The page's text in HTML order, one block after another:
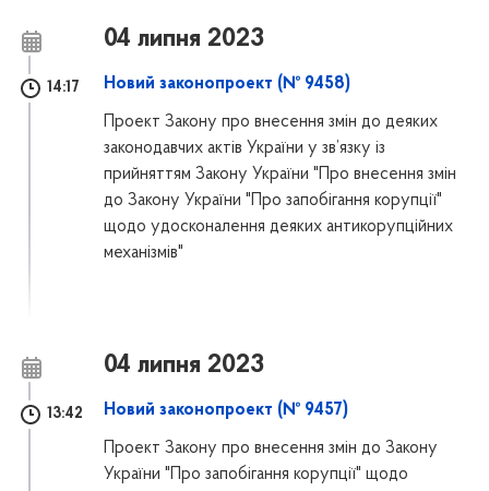
04 липня 2023
14:17 Новий законопроект (№ 9458)
Проект Закону про внесення змін до деяких
законодавчих актів України у зв’язку із
прийняттям Закону України "Про внесення змін
до Закону України "Про запобігання корупції"
щодо удосконалення деяких антикорупційних
механізмів"
04 липня 2023
13:42 Новий законопроект (№ 9457)
Проект Закону про внесення змін до Закону
України "Про запобігання корупції" щодо